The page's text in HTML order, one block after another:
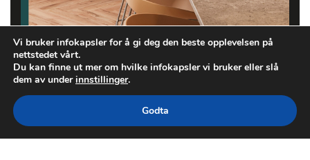
Vi bruker infokapsler for å gi deg den beste opplevelsen på
nettstedet vårt.
Du kan finne ut mer om hvilke infokapsler vi bruker eller slå
dem av underinnstillinger.
Godta